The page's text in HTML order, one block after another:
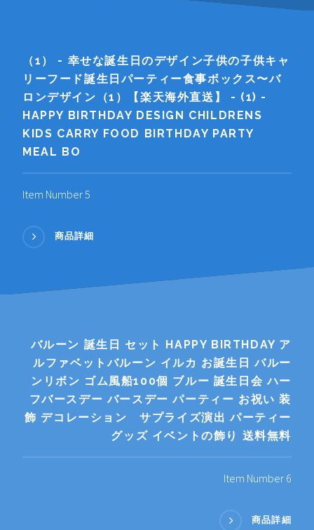
（1） - 幸せな誕生日のデザイン子供の子供キャ
リーフード誕生日パーティー食事ボックス〜バ
ロンデザイン（1）【楽天海外直送】 - (1) -
HAPPY BIRTHDAY DESIGN CHILDRENS
KIDS CARRY FOOD BIRTHDAY PARTY
MEAL BO
Item Number 5
商品詳細
バルーン 誕生日 セット HAPPY BIRTHDAY ア
ルファベットバルーン イルカ お誕生日 バルー
ンリボン ゴム風船100個 ブルー 誕生日会 ハー
フバースデー バースデー パーティー お祝い 装
飾 デコレーション サプライズ演出 パーティー
グッズ イベントの飾り 送料無料
Item Number 6
商品詳細